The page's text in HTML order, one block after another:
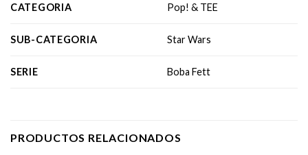
CATEGORIA Pop! & TEE
SUB-CATEGORIA Star Wars
SERIE Boba Fett
PRODUCTOS RELACIONADOS